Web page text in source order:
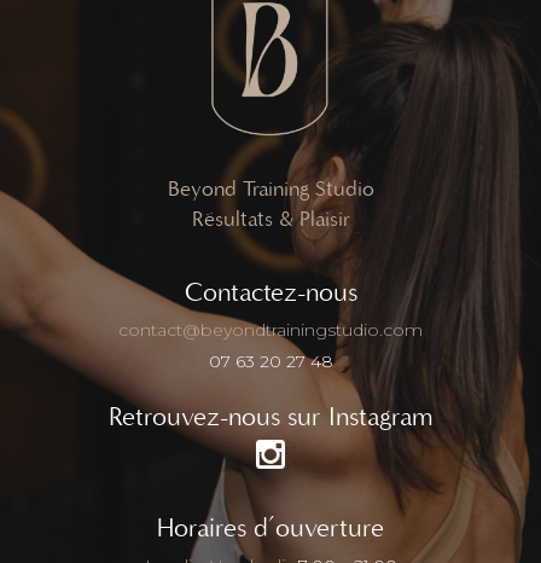
Beyond Training Studio
Résultats & Plaisir
Contactez-nous
contact@beyondtrainingstudio.com
07 63 20 27 48
Retrouvez-nous sur Instagram
Horaires d’ouverture